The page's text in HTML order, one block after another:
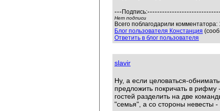
--- Подпись:
Нет подписи
Всего поблагодарили
Блог пользователя Констанция
Ответить в блог пользователя
slavir
Ну, а если целоваться-
предложить покричать в
гостей разделить на две
"семья", а со стороны невесты